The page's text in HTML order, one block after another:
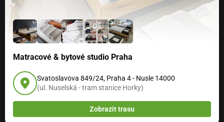
Matracové & bytové studio Praha
Svatoslavova 849/24, Praha 4 - Nusle 14000
(ul. Nuselská - tram stanice Horky)
Zobrazit trasu